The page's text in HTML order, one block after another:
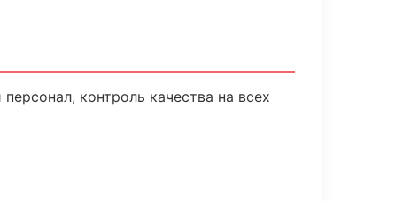
контроль качества на всех